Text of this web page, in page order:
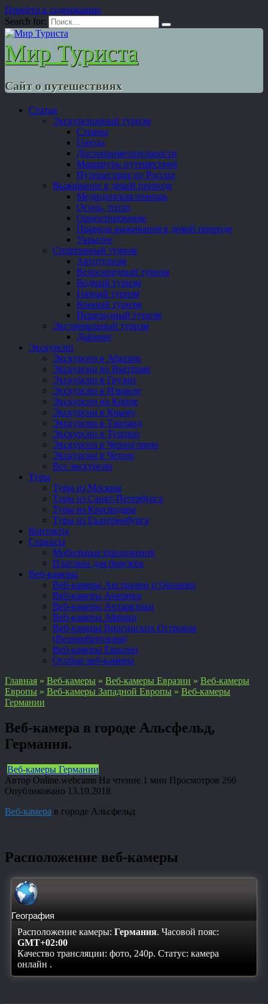
Перейти к содержанию
Search for:
Мир Туриста
Сайт о путешествиях
Статьи
Экскурсионный туризм
Страны
Города
Достопримечательности
Маршруты путешествий
Путешествия по России
Выживание в дикой природе
Медицинская помощь
Огонь, тепло
Ориентирование
Правила выживания в дикой природе
Укрытие
Спортивный туризм
Автотуризм
Велосипедный туризм
Водный туризм
Горный туризм
Конный туризм
Пешеходный туризм
Экстремальный туризм
Дайвинг
Экскурсии
Экскурсии в Абхазии
Экскурсии во Вьетнаме
Экскурсии в Грузии
Экскурсии в Израиле
Экскурсии на Кипре
Экскурсии в Крыму
Экскурсии в Таиланд
Экскурсии в Турцию
Экскурсии в Черногорию
Экскурсии в Чехию
Все экскурсии
Туры
Туры из Москвы
Туры из Санкт-Петербурга
Туры из Краснодара
Туры из Екатеринбурга
Контакты
Сервисы
Мобильные приложения
Плагины для браузера
Веб-камеры
Веб-камеры Австралии и Океании
Веб-камеры Америки
Веб-камеры Антарктики
Веб-камеры Африки
Веб-камеры Виргинских Островов
(Великобритания)
Веб-камеры Евразии
Особые веб-камеры
Главная » Веб-камеры » Веб-камеры Евразии » Веб-камеры
Европы » Веб-камеры Западной Европы » Веб-камеры
Германии
Веб-камера в городе Альсфельд,
Германия.
Веб-камеры Германии
Автор Online.webcams На чтение 1 мин Просмотров 266
Опубликовано 13.10.2018
Веб-камера в городе Альсфельд
Расположение веб-камеры
География
Расположение камеры: Германия. Часовой пояс:
GMT+02:00
Качество трансляции: фото, 240p. Статус: камера
онлайн .